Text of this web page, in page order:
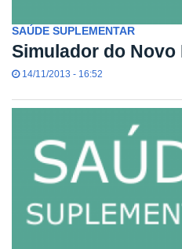
SAÚDE SUPLEMENTAR
Simulador do Novo
14/11/2013 - 16:52